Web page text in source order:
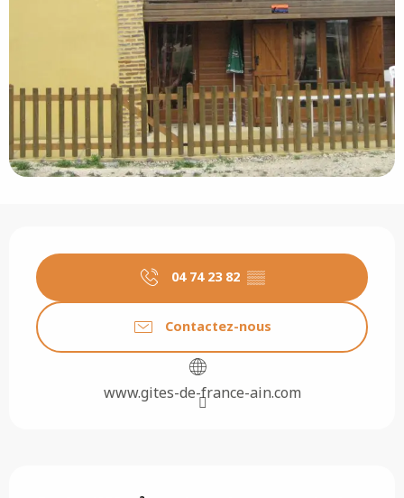
04 74 23 82 ▒▒
Contactez-nous
www.gites-de-france-ain.com